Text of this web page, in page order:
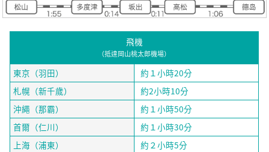
飛機
（抵達岡山桃太郎機場）
東京（羽田）
約１小時20分
札幌（新千歲）
約2小時10分
沖繩（那霸）
約１小時50分
首爾（仁川）
約１小時30分
上海（浦東）
約２小時5分